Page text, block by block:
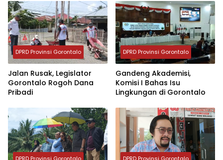
DPRD Provinsi Gorontalo
Jalan Rusak, Legislator
Gorontalo Rogoh Dana
Pribadi
DPRD Provinsi Gorontalo
Gandeng Akademisi,
Komisi I Bahas Isu
Lingkungan di Gorontalo
DPRD Provinsi Gorontalo DPRD Provinsi Gorontalo